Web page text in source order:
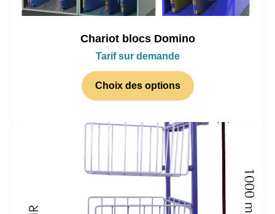
Chariot blocs Domino
Tarif sur demande
Choix des options